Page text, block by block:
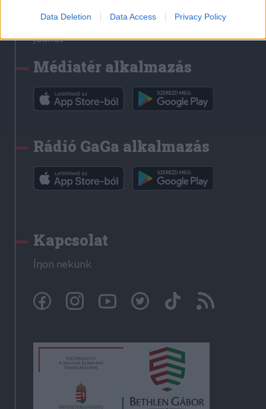
Data Deletion Data Access Privacy Policy
Rádió GaGa
Jóállás
Médiatér alkalmazás
Rádió GaGa alkalmazás
Kapcsolat
Írjon nekünk